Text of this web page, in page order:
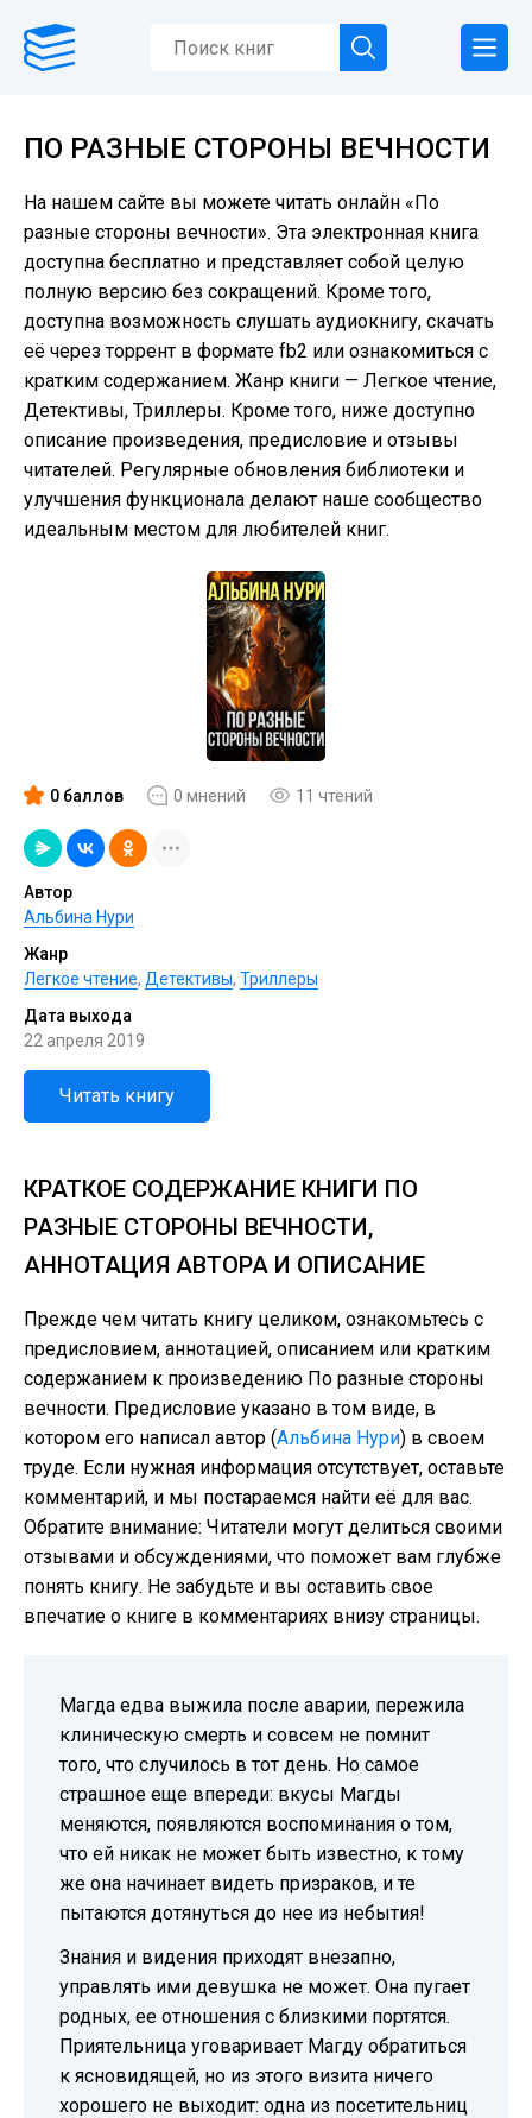
ПО РАЗНЫЕ СТОРОНЫ ВЕЧНОСТИ
На нашем сайте вы можете читать онлайн «По
разные стороны вечности». Эта электронная книга
доступна бесплатно и представляет собой целую
полную версию без сокращений. Кроме того,
доступна возможность слушать аудиокнигу, скачать
её через торрент в формате fb2 или ознакомиться с
кратким содержанием. Жанр книги — Легкое чтение,
Детективы, Триллеры. Кроме того, ниже доступно
описание произведения, предисловие и отзывы
читателей. Регулярные обновления библиотеки и
улучшения функционала делают наше сообщество
идеальным местом для любителей книг.
0 баллов 0 мнений 11 чтений
Автор
Альбина Нури
Жанр
Легкое чтение, Детективы, Триллеры
Дата выхода
22 апреля 2019
Читать книгу
КРАТКОЕ СОДЕРЖАНИЕ КНИГИ ПО
РАЗНЫЕ СТОРОНЫ ВЕЧНОСТИ,
АННОТАЦИЯ АВТОРА И ОПИСАНИЕ
Прежде чем читать книгу целиком, ознакомьтесь с
предисловием, аннотацией, описанием или кратким
содержанием к произведению По разные стороны
вечности. Предисловие указано в том виде, в
котором его написал автор (Альбина Нури) в своем
труде. Если нужная информация отсутствует, оставьте
комментарий, и мы постараемся найти её для вас.
Обратите внимание: Читатели могут делиться своими
отзывами и обсуждениями, что поможет вам глубже
понять книгу. Не забудьте и вы оставить свое
впечатие о книге в комментариях внизу страницы.
Магда едва выжила после аварии, пережила
клиническую смерть и совсем не помнит
того, что случилось в тот день. Но самое
страшное еще впереди: вкусы Магды
меняются, появляются воспоминания о том,
что ей никак не может быть известно, к тому
же она начинает видеть призраков, и те
пытаются дотянуться до нее из небытия!
Знания и видения приходят внезапно,
управлять ими девушка не может. Она пугает
родных, ее отношения с близкими портятся.
Приятельница уговаривает Магду обратиться
к ясновидящей, но из этого визита ничего
хорошего не выходит: одна из посетительниц